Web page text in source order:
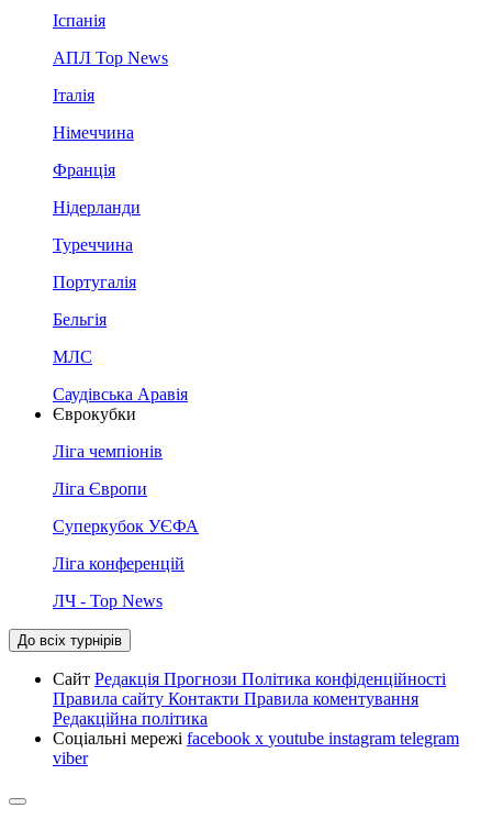
Іспанія
АПЛ Top News
Італія
Німеччина
Франція
Нідерланди
Туреччина
Португалія
Бельгія
МЛС
Саудівська Аравія
Єврокубки
Ліга чемпіонів
Ліга Європи
Суперкубок УЄФА
Ліга конференцій
ЛЧ - Top News
До всіх турнірів
Сайт Редакція Прогнози Політика конфіденційності
Правила сайту Контакти Правила коментування
Редакційна політика
Соціальні мережі facebook x youtube instagram telegram
viber